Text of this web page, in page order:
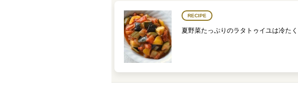
RECIPE
夏野菜たっぷりのラタトゥイユは冷た